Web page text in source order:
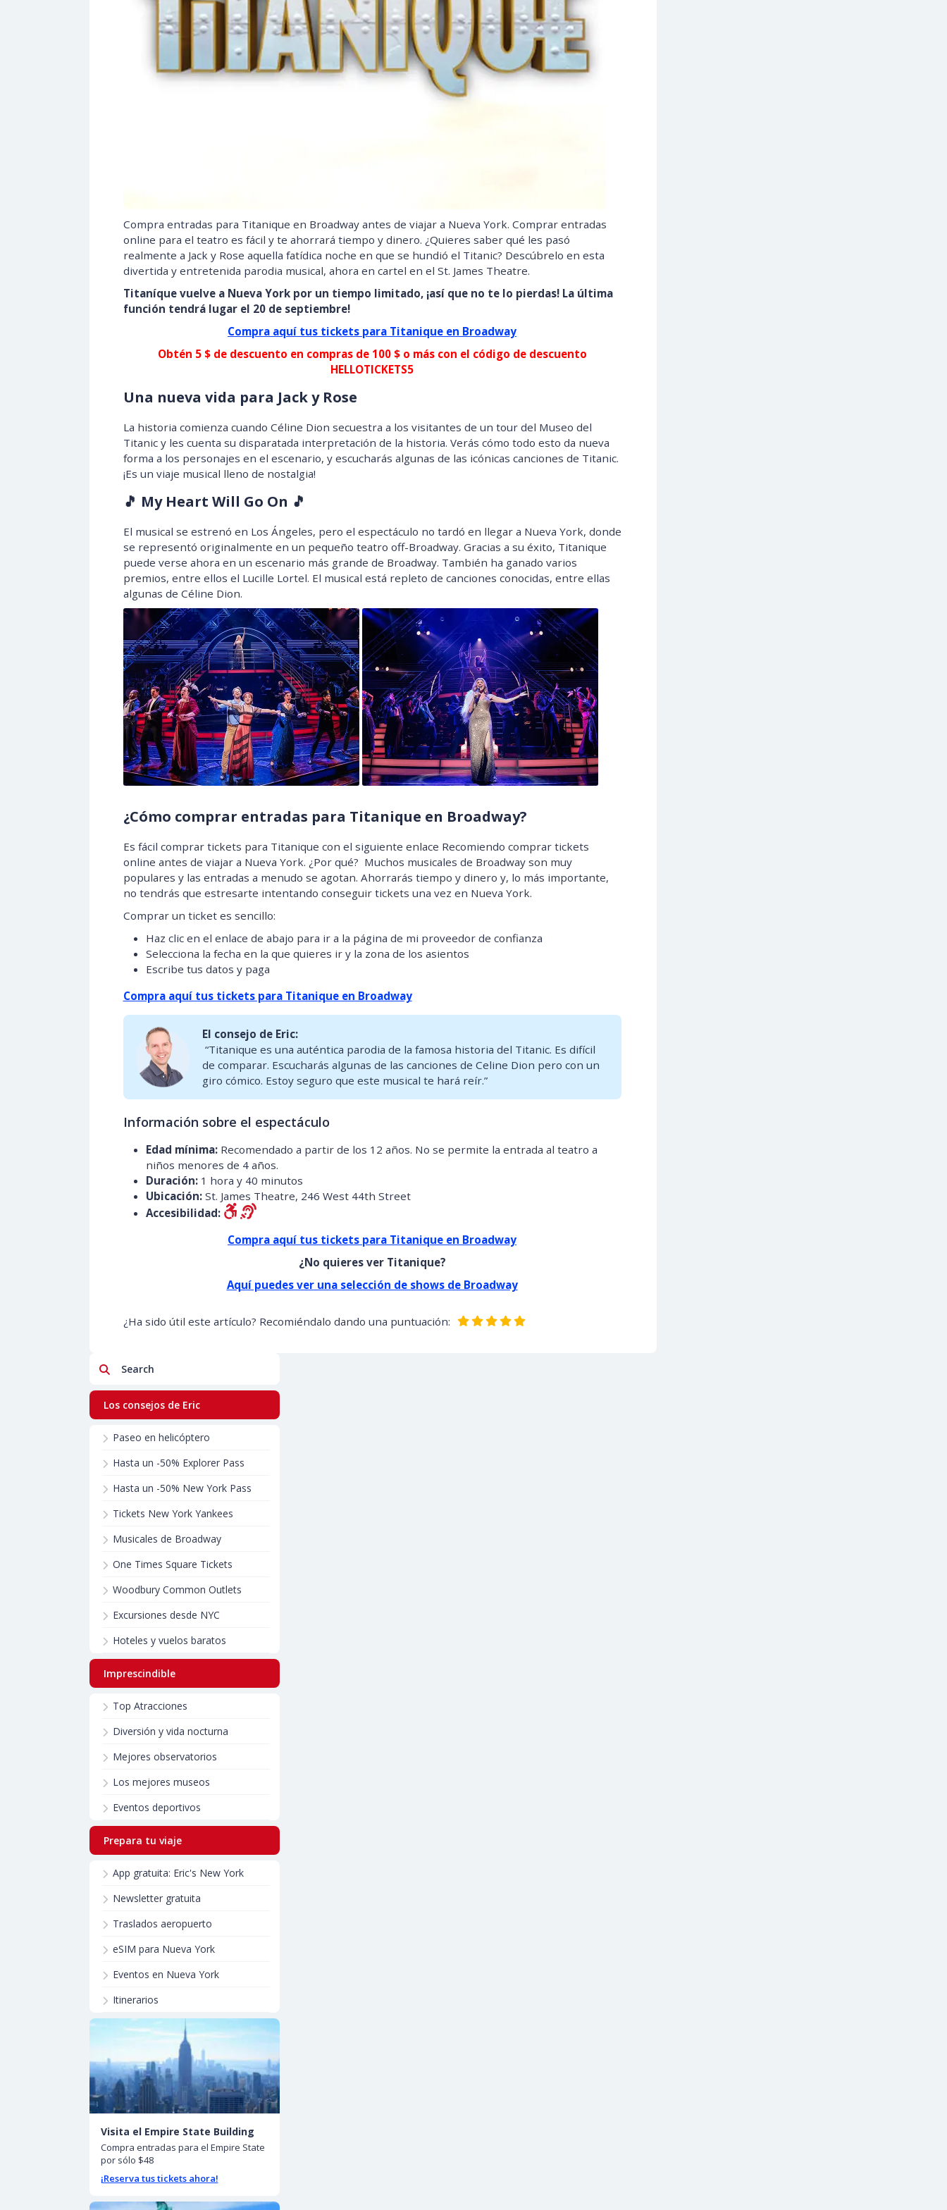
Compra entradas para Titanique en Broadway antes de viajar a Nueva York. Comprar entradas
online para el teatro es fácil y te ahorrará tiempo y dinero. ¿Quieres saber qué les pasó
realmente a Jack y Rose aquella fatídica noche en que se hundió el Titanic? Descúbrelo en esta
divertida y entretenida parodia musical, ahora en cartel en el St. James Theatre.
Titaníque vuelve a Nueva York por un tiempo limitado, ¡así que no te lo pierdas! La última
función tendrá lugar el 20 de septiembre!
Compra aquí tus tickets para Titanique en Broadway
Obtén 5 $ de descuento en compras de 100 $ o más con el código de descuento
HELLOTICKETS5
Una nueva vida para Jack y Rose
La historia comienza cuando Céline Dion secuestra a los visitantes de un tour del Museo del
Titanic y les cuenta su disparatada interpretación de la historia. Verás cómo todo esto da nueva
forma a los personajes en el escenario, y escucharás algunas de las icónicas canciones de Titanic.
¡Es un viaje musical lleno de nostalgia!
🎵 My Heart Will Go On 🎵
El musical se estrenó en Los Ángeles, pero el espectáculo no tardó en llegar a Nueva York, donde
se representó originalmente en un pequeño teatro off-Broadway. Gracias a su éxito, Titanique
puede verse ahora en un escenario más grande de Broadway. También ha ganado varios
premios, entre ellos el Lucille Lortel. El musical está repleto de canciones conocidas, entre ellas
algunas de Céline Dion.
¿Cómo comprar entradas para Titanique en Broadway?
Es fácil comprar tickets para Titanique con el siguiente enlace Recomiendo comprar tickets
online antes de viajar a Nueva York. ¿Por qué? Muchos musicales de Broadway son muy
populares y las entradas a menudo se agotan. Ahorrarás tiempo y dinero y, lo más importante,
no tendrás que estresarte intentando conseguir tickets una vez en Nueva York.
Comprar un ticket es sencillo:
Haz clic en el enlace de abajo para ir a la página de mi proveedor de confianza
Selecciona la fecha en la que quieres ir y la zona de los asientos
Escribe tus datos y paga
Compra aquí tus tickets para Titanique en Broadway
El consejo de Eric:
“Titanique es una auténtica parodia de la famosa historia del Titanic. Es difícil
de comparar. Escucharás algunas de las canciones de Celine Dion pero con un
giro cómico. Estoy seguro que este musical te hará reír.”
Información sobre el espectáculo
Edad mínima:Recomendado a partir de los 12 años. No se permite la entrada al teatro a
niños menores de 4 años.
Duración:1 hora y 40 minutos
Ubicación:St. James Theatre, 246 West 44th Street
Accesibilidad:
Compra aquí tus tickets para Titanique en Broadway
¿No quieres ver Titanique?
Aquí puedes ver una selección de shows de Broadway
¿Ha sido útil este artículo? Recomiéndalo dando una puntuación:
Search
Los consejos de Eric
Paseo en helicóptero
Hasta un -50% Explorer Pass
Hasta un -50% New York Pass
Tickets New York Yankees
Musicales de Broadway
One Times Square Tickets
Woodbury Common Outlets
Excursiones desde NYC
Hoteles y vuelos baratos
Imprescindible
Top Atracciones
Diversión y vida nocturna
Mejores observatorios
Los mejores museos
Eventos deportivos
Prepara tu viaje
App gratuita: Eric's New York
Newsletter gratuita
Traslados aeropuerto
eSIM para Nueva York
Eventos en Nueva York
Itinerarios
Visita el Empire State Building
Compra entradas para el Empire State
por sólo $48
¡Reserva tus tickets ahora!